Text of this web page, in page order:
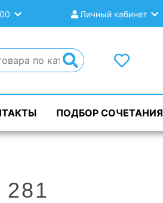
Личный кабинет
ПОДБОР СОЧЕТАНИЯ